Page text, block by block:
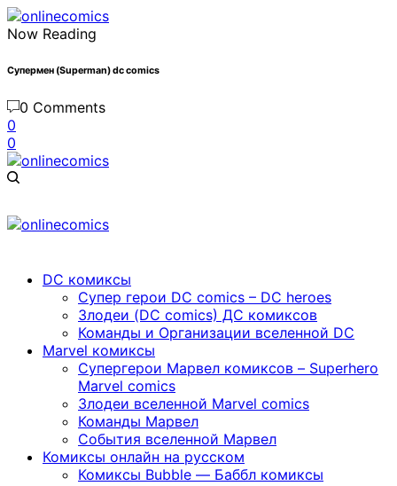
Now Reading
Супермен (Superman) dc comics
0 Comments
0
0
DC комиксы
Cупер герои DC comics – DC heroes
Злодеи (DC comics) ДС комиксов
Команды и Организации вселенной DC
Marvel комиксы
Cупергерои Марвел комиксов – Superhero
Marvel comics
Злодеи вселенной Marvel comics
Команды Марвел
События вселенной Марвел
Комиксы онлайн на русском
Комиксы Bubble — Баббл комиксы